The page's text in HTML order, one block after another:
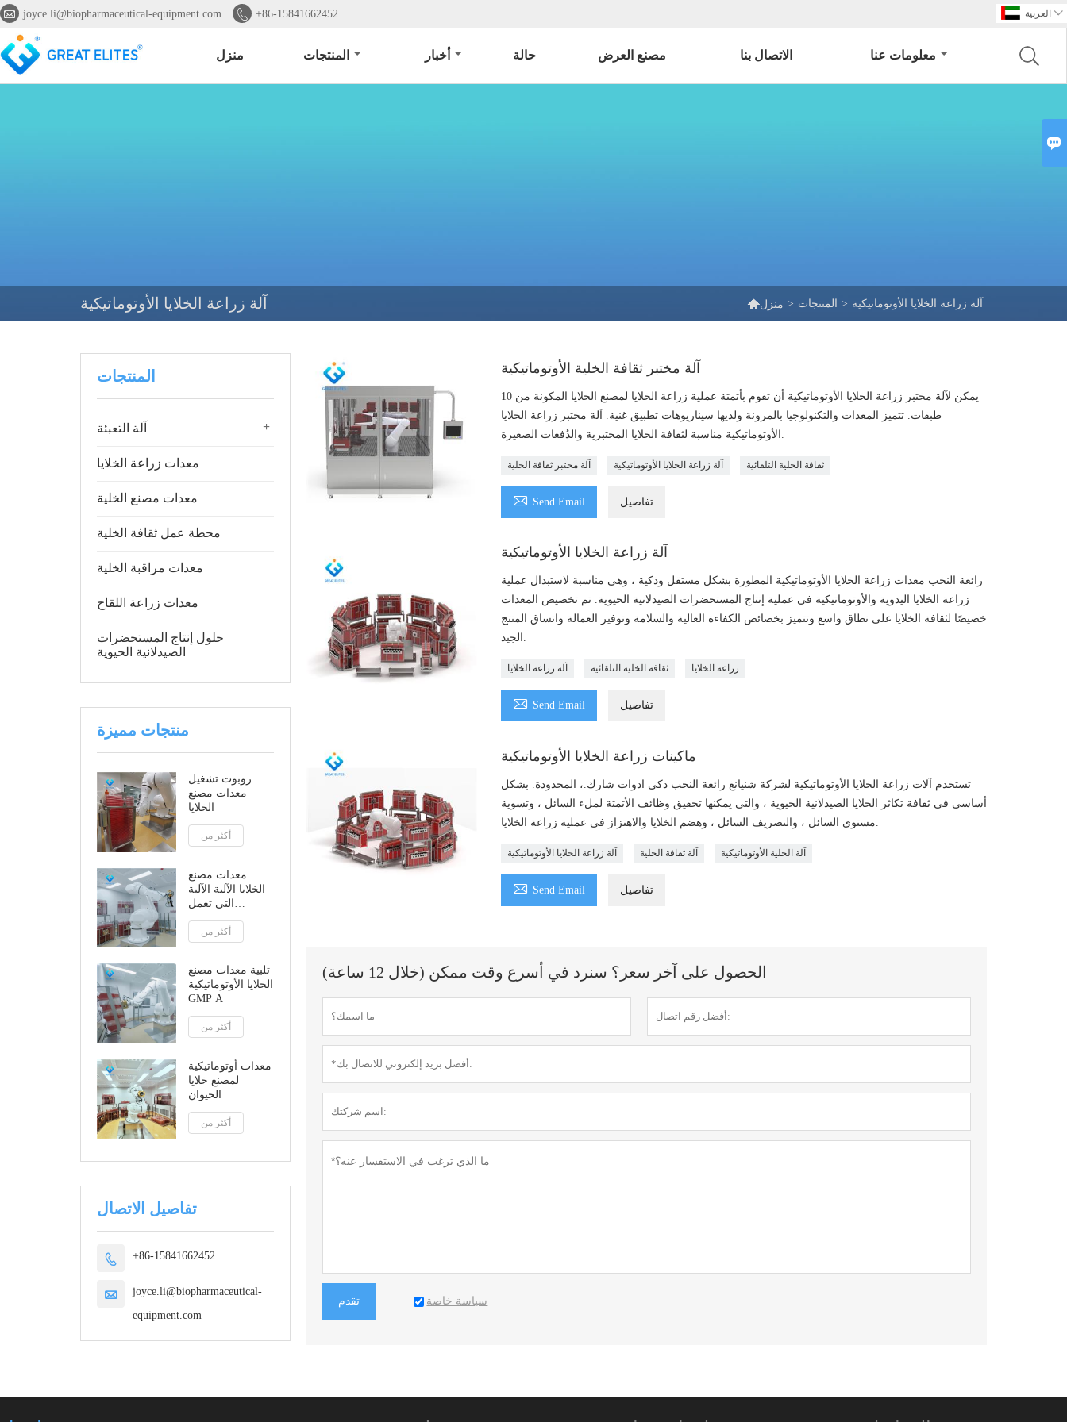
 joyce.li@biopharmaceutical-equipment.com  +86-15841662452 العربية 
منزل المنتجات أخبار حالة مصنع العرض الاتصال بنا معلومات عنا
آلة زراعة الخلايا الأوتوماتيكية منزل > المنتجات > آلة زراعة الخلايا الأوتوماتيكية
المنتجات
+ آلة التعبئة
معدات زراعة الخلايا
معدات مصنع الخلية
محطة عمل ثقافة الخلية
معدات مراقبة الخلية
معدات زراعة اللقاح
حلول إنتاج المستحضرات
الصيدلانية الحيوية
منتجات مميزة
روبوت تشغيل
معدات مصنع
الخلايا
أكثر من
معدات مصنع
الخلايا الآلية الآلية
التي تعمل
أكثر من
تلبية معدات مصنع
الخلايا الأوتوماتيكية
GMP A
أكثر من
معدات أوتوماتيكية
لمصنع خلايا
الحيوان
أكثر من
تفاصيل الاتصال
 +86-15841662452

joyce.li@biopharmaceutical-
equipment.com
آلة مختبر ثقافة الخلية الأوتوماتيكية
يمكن لآلة مختبر زراعة الخلايا الأوتوماتيكية أن تقوم بأتمتة عملية زراعة الخلايا لمصنع الخلايا المكونة من 10
طبقات. تتميز المعدات والتكنولوجيا بالمرونة ولديها سيناريوهات تطبيق غنية. آلة مختبر زراعة الخلايا
آلة مختبر ثقافة الخلية آلة زراعة الخلايا الأوتوماتيكية ثقافة الخلية التلقائية
 Send Email تفاصيل
آلة زراعة الخلايا الأوتوماتيكية
رائعة النخب معدات زراعة الخلايا الأوتوماتيكية المطورة بشكل مستقل وذكية ، وهي مناسبة لاستبدال عملية
زراعة الخلايا اليدوية والأوتوماتيكية في عملية إنتاج المستحضرات الصيدلانية الحيوية. تم تخصيص المعدات
خصيصًا لثقافة الخلايا على نطاق واسع وتتميز بخصائص الكفاءة العالية والسلامة وتوفير العمالة واتساق المنتج
الجيد.
آلة زراعة الخلايا ثقافة الخلية التلقائية زراعة الخلايا
 Send Email تفاصيل
ماكينات زراعة الخلايا الأوتوماتيكية
تستخدم آلات زراعة الخلايا الأوتوماتيكية لشركة شنيانغ رائعة النخب ذكي ادوات شارك.، المحدودة. بشكل
أساسي في ثقافة تكاثر الخلايا الصيدلانية الحيوية ، والتي يمكنها تحقيق وظائف الأتمتة لملء السائل ، وتسوية
آلة زراعة الخلايا الأوتوماتيكية آلة ثقافة الخلية آلة الخلية الأوتوماتيكية
 Send Email تفاصيل
الحصول على آخر سعر؟ سنرد في أسرع وقت ممكن (خلال 12 ساعة)
تقدم سياسة خاصة
